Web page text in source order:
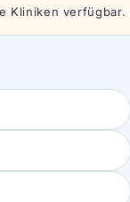
Kliniken